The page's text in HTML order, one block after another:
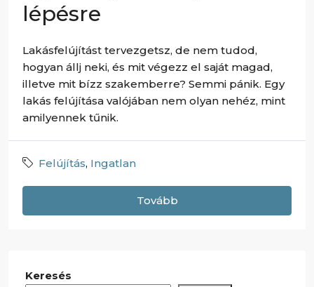
lépésre
Lakásfelújítást tervezgetsz, de nem tudod,
hogyan állj neki, és mit végezz el saját magad,
illetve mit bízz szakemberre? Semmi pánik. Egy
lakás felújítása valójában nem olyan nehéz, mint
amilyennek tűnik.
Felújítás, Ingatlan
Tovább
Keresés